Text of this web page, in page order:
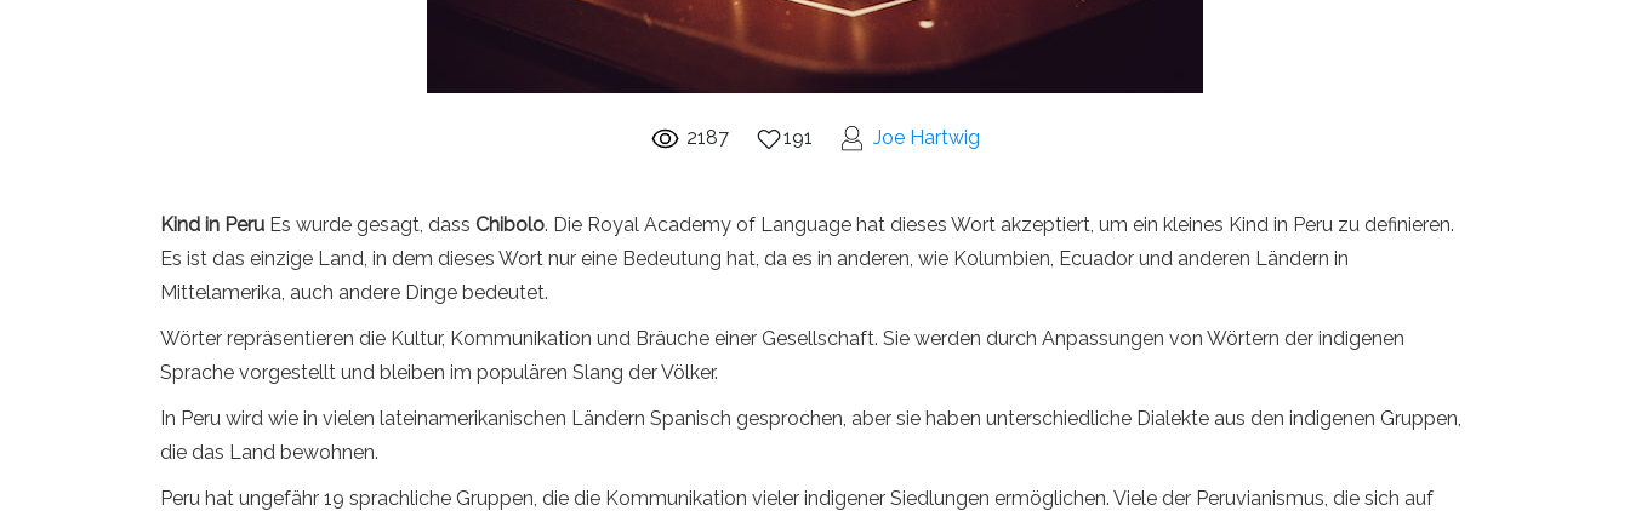
2187 191 Joe Hartwig
Kind in Peru Es wurde gesagt, dass Chibolo. Die Royal Academy of Language hat dieses Wort akzeptiert, um ein kleines Kind in Peru zu definieren.
Es ist das einzige Land, in dem dieses Wort nur eine Bedeutung hat, da es in anderen, wie Kolumbien, Ecuador und anderen Ländern in
Mittelamerika, auch andere Dinge bedeutet.
Wörter repräsentieren die Kultur, Kommunikation und Bräuche einer Gesellschaft. Sie werden durch Anpassungen von Wörtern der indigenen
Sprache vorgestellt und bleiben im populären Slang der Völker.
In Peru wird wie in vielen lateinamerikanischen Ländern Spanisch gesprochen, aber sie haben unterschiedliche Dialekte aus den indigenen Gruppen,
die das Land bewohnen.
Peru hat ungefähr 19 sprachliche Gruppen, die die Kommunikation vieler indigener Siedlungen ermöglichen. Viele der Peruvianismus, die sich auf